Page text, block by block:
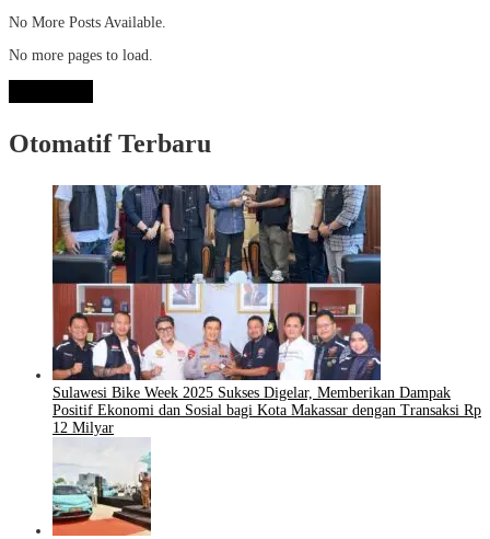
No More Posts Available.
No more pages to load.
Otomatif Terbaru
Sulawesi Bike Week 2025 Sukses Digelar, Memberikan Dampak
Positif Ekonomi dan Sosial bagi Kota Makassar dengan Transaksi Rp
12 Milyar